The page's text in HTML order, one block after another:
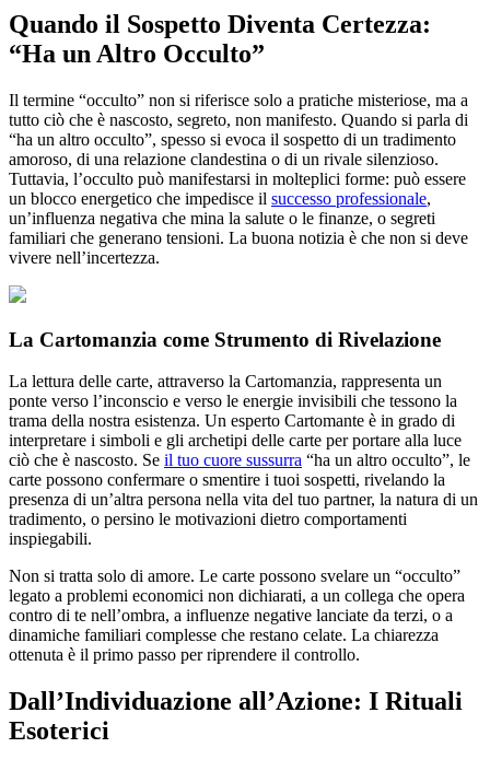
Quando il Sospetto Diventa Certezza:
“Ha un Altro Occulto”
Il termine “occulto” non si riferisce solo a pratiche misteriose, ma a
tutto ciò che è nascosto, segreto, non manifesto. Quando si parla di
“ha un altro occulto”, spesso si evoca il sospetto di un tradimento
amoroso, di una relazione clandestina o di un rivale silenzioso.
Tuttavia, l’occulto può manifestarsi in molteplici forme: può essere
un blocco energetico che impedisce il successo professionale,
un’influenza negativa che mina la salute o le finanze, o segreti
familiari che generano tensioni. La buona notizia è che non si deve
vivere nell’incertezza.
La Cartomanzia come Strumento di Rivelazione
La lettura delle carte, attraverso la Cartomanzia, rappresenta un
ponte verso l’inconscio e verso le energie invisibili che tessono la
trama della nostra esistenza. Un esperto Cartomante è in grado di
interpretare i simboli e gli archetipi delle carte per portare alla luce
ciò che è nascosto. Se il tuo cuore sussurra “ha un altro occulto”, le
carte possono confermare o smentire i tuoi sospetti, rivelando la
presenza di un’altra persona nella vita del tuo partner, la natura di un
tradimento, o persino le motivazioni dietro comportamenti
inspiegabili.
Non si tratta solo di amore. Le carte possono svelare un “occulto”
legato a problemi economici non dichiarati, a un collega che opera
contro di te nell’ombra, a influenze negative lanciate da terzi, o a
dinamiche familiari complesse che restano celate. La chiarezza
ottenuta è il primo passo per riprendere il controllo.
Dall’Individuazione all’Azione: I Rituali
Esoterici